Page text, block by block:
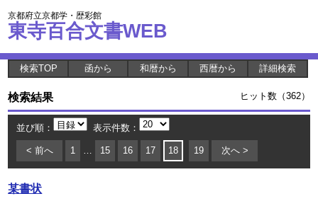
京都府立京都学・歴彩館
東寺百合文書WEB
検索TOP 函から 和暦から 西暦から 詳細検索
検索結果 ヒット数（362）
並び順： 表示件数：
< 前へ 1 … 15 16 17 18 19 次へ >
某書状